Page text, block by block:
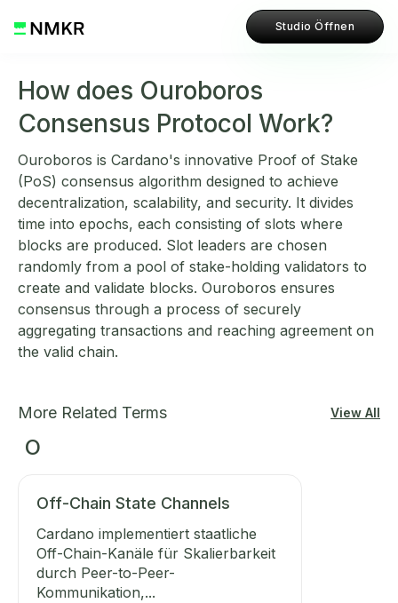
Studio Öffnen
How does Ouroboros
Consensus Protocol Work?
Ouroboros is Cardano's innovative Proof of Stake
(PoS) consensus algorithm designed to achieve
decentralization, scalability, and security. It divides
time into epochs, each consisting of slots where
blocks are produced. Slot leaders are chosen
randomly from a pool of stake-holding validators to
create and validate blocks. Ouroboros ensures
consensus through a process of securely
aggregating transactions and reaching agreement on
the valid chain.
More Related Terms View All
O
Off-Chain State Channels
Cardano implementiert staatliche
Off-Chain-Kanäle für Skalierbarkeit
durch Peer-to-Peer-
Kommunikation,...